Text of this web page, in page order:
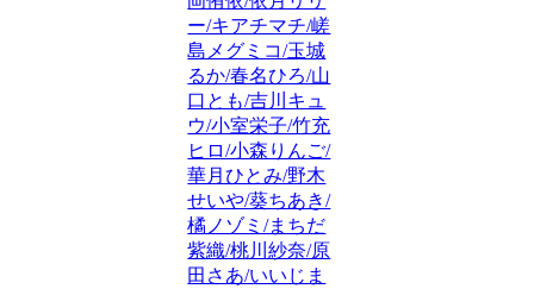
ー/キアチマチ/嵯
島メグミコ/玉城
るか/春名ひろ/山
口とも/吉川キュ
ウ/小室栄子/竹充
ヒロ/小森りんご/
華月ひとみ/野木
せいや/葵ちあき/
橘ノゾミ/まちだ
紫織/桃川紗奈/原
田さあ/いいじま